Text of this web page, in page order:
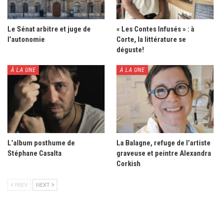
Le Sénat arbitre et juge de
l’autonomie
« Les Contes Infusés » : à
Corte, la littérature se
déguste!
À LA UNE
L’album posthume de
Stéphane Casalta
À LA UNE
La Balagne, refuge de l’artiste
graveuse et peintre Alexandra
Corkish
PREV NEXT